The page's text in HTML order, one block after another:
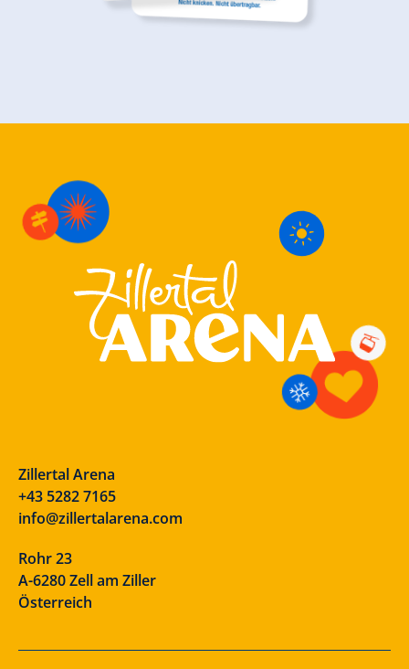
Zillertal Arena
+43 5282 7165
info@zillertalarena.com
Rohr 23
A-6280 Zell am Ziller
Österreich